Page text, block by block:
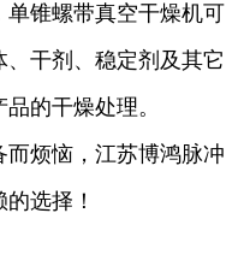
锥螺带真空干燥机可
干剂、稳定剂及其它
的干燥处理。
烦恼，江苏博鸿脉冲
选择！